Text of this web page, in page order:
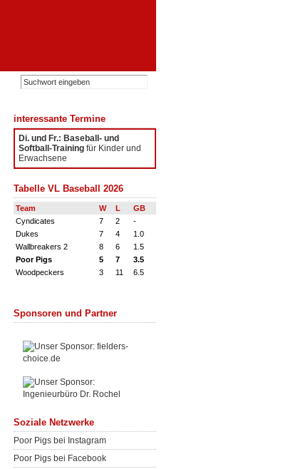
interessante Termine
Di. und Fr.: Baseball- und
Softball-Training für Kinder und
Erwachsene
Tabelle VL Baseball 2026
Team W L
GB
Cyndicates
7 2
-
Dukes
7 4
1.0
Wallbreakers 2
8 6
1.5
Poor Pigs
5 7
3.5
Woodpeckers
3 11 6.5
Sponsoren und Partner
Soziale Netzwerke
Poor Pigs bei Instagram
Poor Pigs bei Facebook